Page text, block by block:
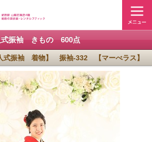
式振袖 きもの 600点
式振袖 着物】 振袖-332 【マーべラス】